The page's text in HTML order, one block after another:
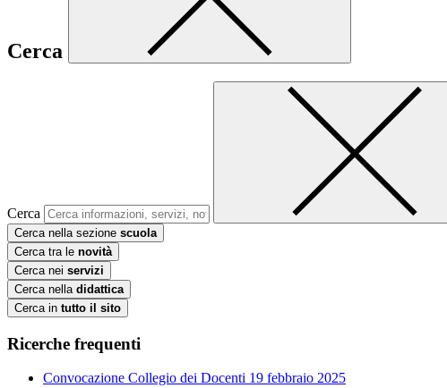
Cerca
Cerca
Cerca nella sezione scuola
Cerca tra le novità
Cerca nei servizi
Cerca nella didattica
Cerca in tutto il sito
Ricerche frequenti
Convocazione Collegio dei Docenti 19 febbraio 2025